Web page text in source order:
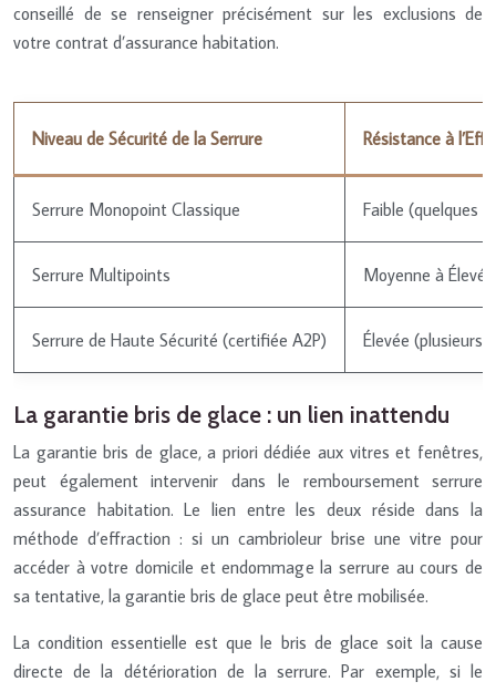
conseillé de se renseigner précisément sur les exclusions de
votre contrat d’assurance habitation.
Niveau de Sécurité de la Serrure Résistance à
Serrure Monopoint Classique Faible (quelques
Serrure Multipoints Moyenne à
Serrure de Haute Sécurité (certifiée A2P) Élevée (plusieurs
La garantie bris de glace : un lien inattendu
La garantie bris de glace, a priori dédiée aux vitres et fenêtres,
peut également intervenir dans le remboursement serrure
assurance habitation. Le lien entre les deux réside dans la
méthode d’effraction : si un cambrioleur brise une vitre pour
accéder à votre domicile et endommage la serrure au cours de
sa tentative, la garantie bris de glace peut être mobilisée.
La condition essentielle est que le bris de glace soit la cause
directe de la détérioration de la serrure. Par exemple, si le